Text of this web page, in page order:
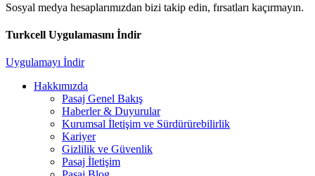
Sosyal medya hesaplarımızdan bizi takip edin, fırsatları kaçırmayın.
Turkcell Uygulamasını İndir
Uygulamayı İndir
Hakkımızda
Pasaj Genel Bakış
Haberler & Duyurular
Kurumsal İletişim ve Sürdürürebilirlik
Kariyer
Gizlilik ve Güvenlik
Pasaj İletişim